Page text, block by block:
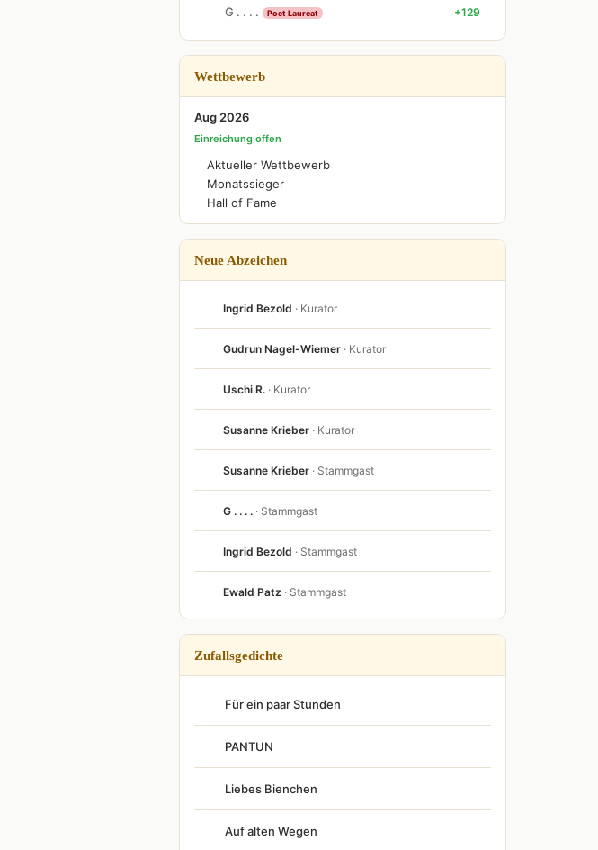
G . . . . Poet Laureat +129
Wettbewerb
Aug 2026
Einreichung offen
Aktueller Wettbewerb
Monatssieger
Hall of Fame
Neue Abzeichen
Ingrid Bezold · Kurator
Gudrun Nagel-Wiemer · Kurator
Uschi R. · Kurator
Susanne Krieber · Kurator
Susanne Krieber · Stammgast
G . . . . · Stammgast
Ingrid Bezold · Stammgast
Ewald Patz · Stammgast
Zufallsgedichte
Für ein paar Stunden
PANTUN
Liebes Bienchen
Auf alten Wegen